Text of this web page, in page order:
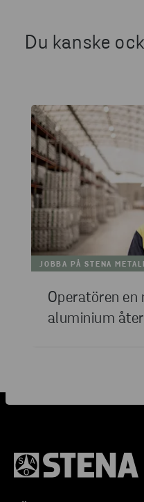
Du kanske
JOBBA PÅ STENA
Operatören en
aluminium